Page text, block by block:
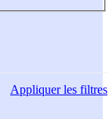
Appliquerles filtres